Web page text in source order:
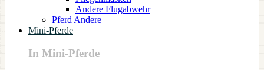
Andere Flugabwehr
Pferd Andere
Mini-Pferde
In Mini-Pferde